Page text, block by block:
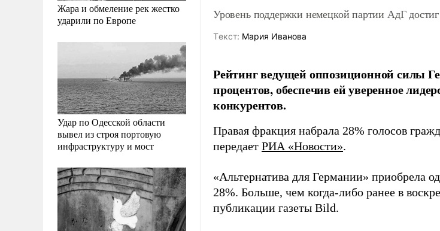
Жара и обмеление рек жестко
ударили по Европе
Удар по Одесской области
вывел из строя портовую
инфраструктуру и мост
Уровень поддержки немецкой партии АдГ
Tекст: Мария Иванова
Рейтинг ведущей оппозиционной силы
процентов, обеспечив ей уверенное
конкурентов.
Правая фракция набрала 28% голосов
передает РИА «Новости».
«Альтернатива для Германии» приобрела
28%. Больше, чем когда-либо ранее в
публикации газеты Bild.